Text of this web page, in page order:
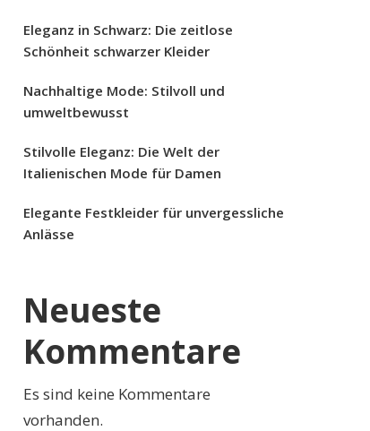
Eleganz in Schwarz: Die zeitlose
Schönheit schwarzer Kleider
Nachhaltige Mode: Stilvoll und
umweltbewusst
Stilvolle Eleganz: Die Welt der
Italienischen Mode für Damen
Elegante Festkleider für unvergessliche
Anlässe
Neueste
Kommentare
Es sind keine Kommentare
vorhanden.